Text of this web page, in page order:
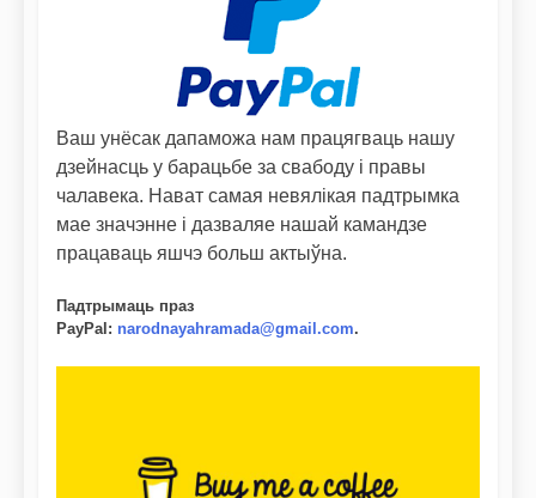
Ваш унёсак дапаможа нам працягваць нашу
дзейнасць у барацьбе за свабоду і правы
чалавека. Нават самая невялікая падтрымка
мае значэнне і дазваляе нашай камандзе
працаваць яшчэ больш актыўна.
Падтрымаць праз
PayPal : narodnayahramada@gmail.com.